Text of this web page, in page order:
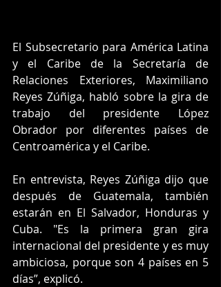
El Subsecretario para América Latina
y el Caribe de la Secretaría de
Relaciones Exteriores, Maximiliano
Reyes Zúñiga, habló sobre la gira de
trabajo del presidente López
Obrador por diferentes países de
Centroamérica y el Caribe.
En entrevista, Reyes Zúñiga dijo que
después de Guatemala, también
estarán en El Salvador, Honduras y
Cuba. "Es la primera gran gira
internacional del presidente y es muy
ambiciosa, porque son 4 países en 5
días”, explicó.